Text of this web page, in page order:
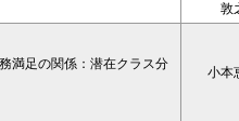
敦
満足の関係：潜在クラス分
小本